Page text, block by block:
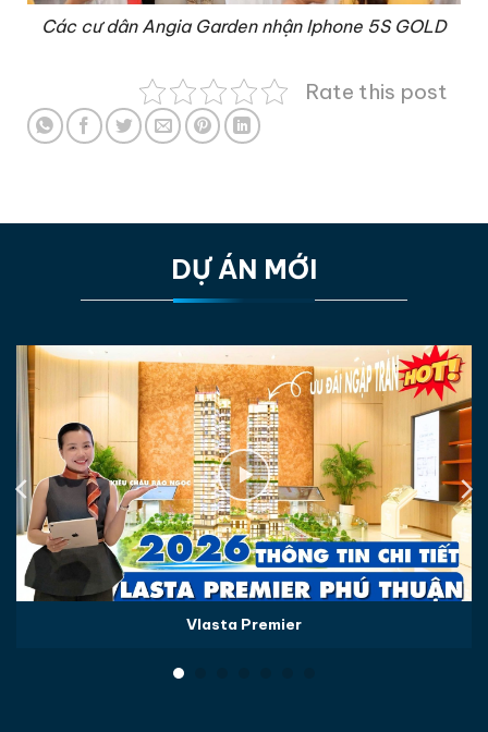
Các cư dân Angia Garden nhận Iphone 5S GOLD
Rate this post
DỰ ÁN MỚI
Vlasta Premier